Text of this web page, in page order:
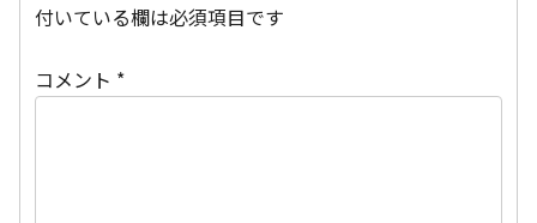
付いている欄は必須項目です
コメント *